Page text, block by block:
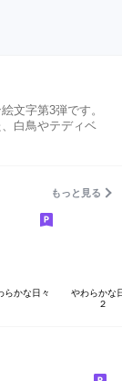
文字第3弾です。
白鳥やテディベ
もっと見る
らかな日々
やわらかな
２